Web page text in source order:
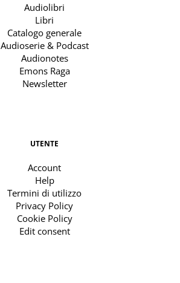
Audiolibri
Libri
Catalogo generale
Audioserie & Podcast
Audionotes
Emons Raga
Newsletter
UTENTE
Account
Help
Termini di utilizzo
Privacy Policy
Cookie Policy
Edit consent